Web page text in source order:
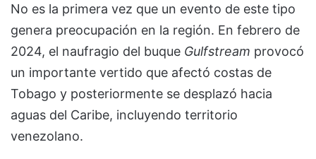
No es la primera vez que un evento de este tipo
genera preocupación en la región. En febrero de
2024, el naufragio del buque Gulfstream provocó
un importante vertido que afectó costas de
Tobago y posteriormente se desplazó hacia
aguas del Caribe, incluyendo territorio
venezolano.